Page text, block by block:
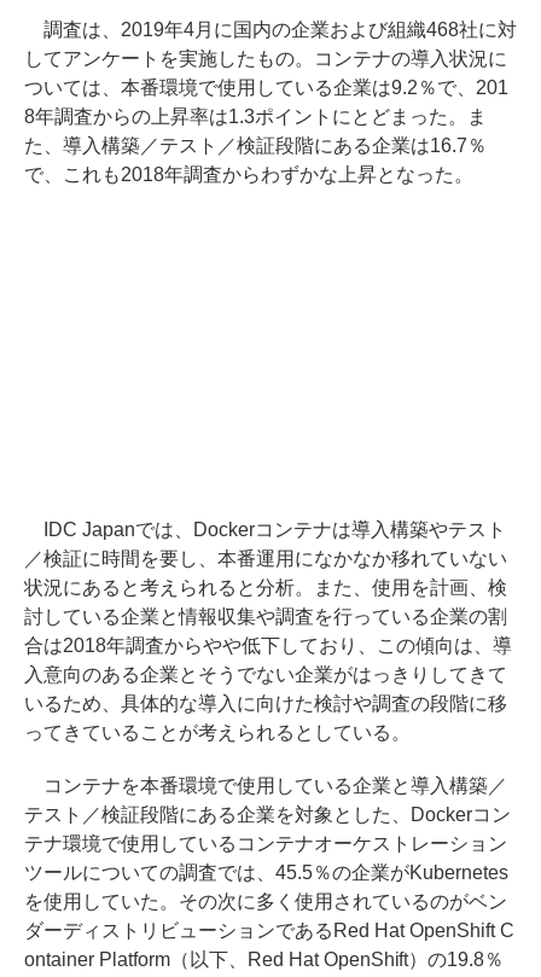
調査は、2019年4月に国内の企業および組織468社に対
してアンケートを実施したもの。コンテナの導入状況に
ついては、本番環境で使用している企業は9.2％で、201
8年調査からの上昇率は1.3ポイントにとどまった。ま
た、導入構築／テスト／検証段階にある企業は16.7％
で、これも2018年調査からわずかな上昇となった。
IDC Japanでは、Dockerコンテナは導入構築やテスト
／検証に時間を要し、本番運用になかなか移れていない
状況にあると考えられると分析。また、使用を計画、検
討している企業と情報収集や調査を行っている企業の割
合は2018年調査からやや低下しており、この傾向は、導
入意向のある企業とそうでない企業がはっきりしてきて
いるため、具体的な導入に向けた検討や調査の段階に移
ってきていることが考えられるとしている。
コンテナを本番環境で使用している企業と導入構築／
テスト／検証段階にある企業を対象とした、Dockerコン
テナ環境で使用しているコンテナオーケストレーション
ツールについての調査では、45.5％の企業がKubernetes
を使用していた。その次に多く使用されているのがベン
ダーディストリビューションであるRed Hat OpenShift C
ontainer Platform（以下、Red Hat OpenShift）の19.8％